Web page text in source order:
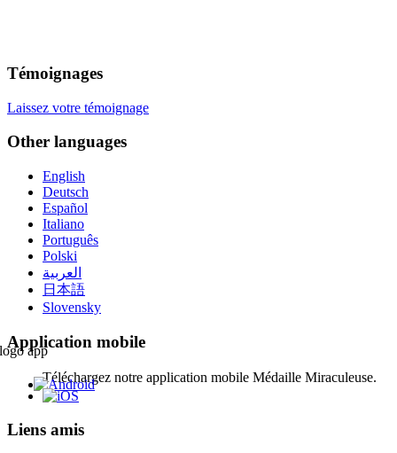
Témoignages
Laissez votre témoignage
Other languages
English
Deutsch
Español
Italiano
Português
Polski
العربية
日本語
Slovensky
Application mobile
Téléchargez notre application mobile Médaille Miraculeuse.
Liens amis